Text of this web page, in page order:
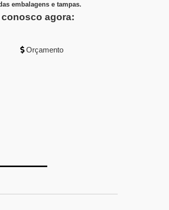
embalagens e tampas.
conosco agora:
Orçamento